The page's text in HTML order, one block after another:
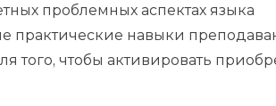
проблемных аспектах языка
практические навыки
того, чтобы активировать